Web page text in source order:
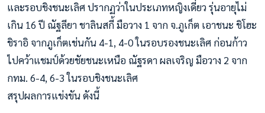
และรอบชิงชนะเลิศ ปรากฏว่าในประเภทหญิงเดี่ยว รุ่นอายุไม่
เกิน 16 ปี ณัฐลียา ชาลินสกี้ มือวาง 1 จาก จ.ภูเก็ต เอาชนะ ชิโฮะ
ชิราอิ จากภูเก็ตเช่นกัน 4-1, 4-0 ในรอบรองชนะเลิศ ก่อนก้าว
ไปคว้าแชมป์ด้วยชัยชนะเหนือ ณัฐรดา ผลเจริญ มือวาง 2 จาก
กทม. 6-4, 6-3 ในรอบชิงชนะเลิศ
สรุปผลการแข่งขัน ดังนี้